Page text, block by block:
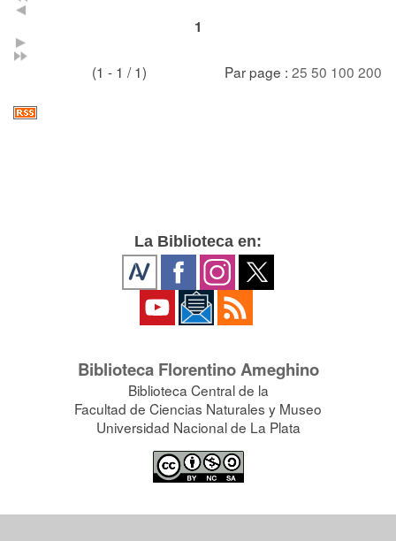
1
(1 - 1 / 1) Par page : 25 50 100 200
La Biblioteca en:
Biblioteca Florentino Ameghino
Biblioteca Central de la
Facultad de Ciencias Naturales y Museo
Universidad Nacional de La Plata